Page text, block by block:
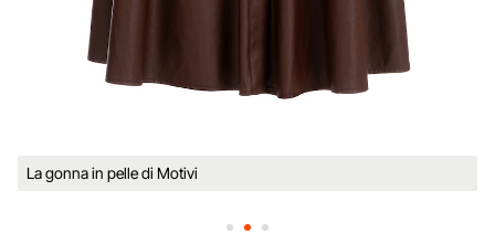
La gonna in pelle di Motivi